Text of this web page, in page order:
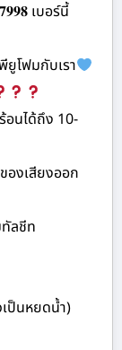
เบอร์นี้
ยูโฟมกับเรา
อนได้ถึง 10-
องเสียงออก
ลชีท
ป็นหยดน้ำ)